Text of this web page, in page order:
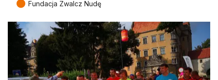
● Fundacja Zwalcz Nudę